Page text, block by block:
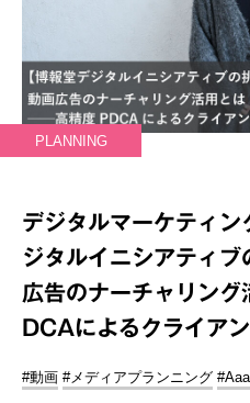
PLANNING
デジタルマーケティ
ジタルイニシアティ
広告のナーチャリン
DCAによるクライア
#動画 #メディアプランニング